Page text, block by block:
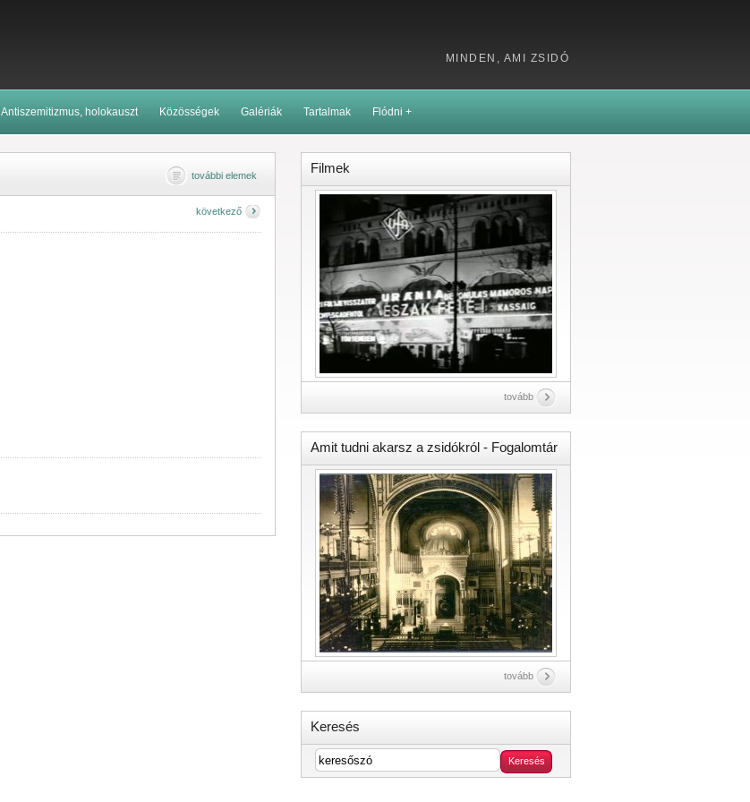
MINDEN, AMI ZSIDÓ
Antiszemitizmus, holokauszt Közösségek Galériák Tartalmak Flódni +
további elemek
következő
Filmek
tovább
Amit tudni akarsz a zsidókról - Fogalomtár
tovább
Keresés